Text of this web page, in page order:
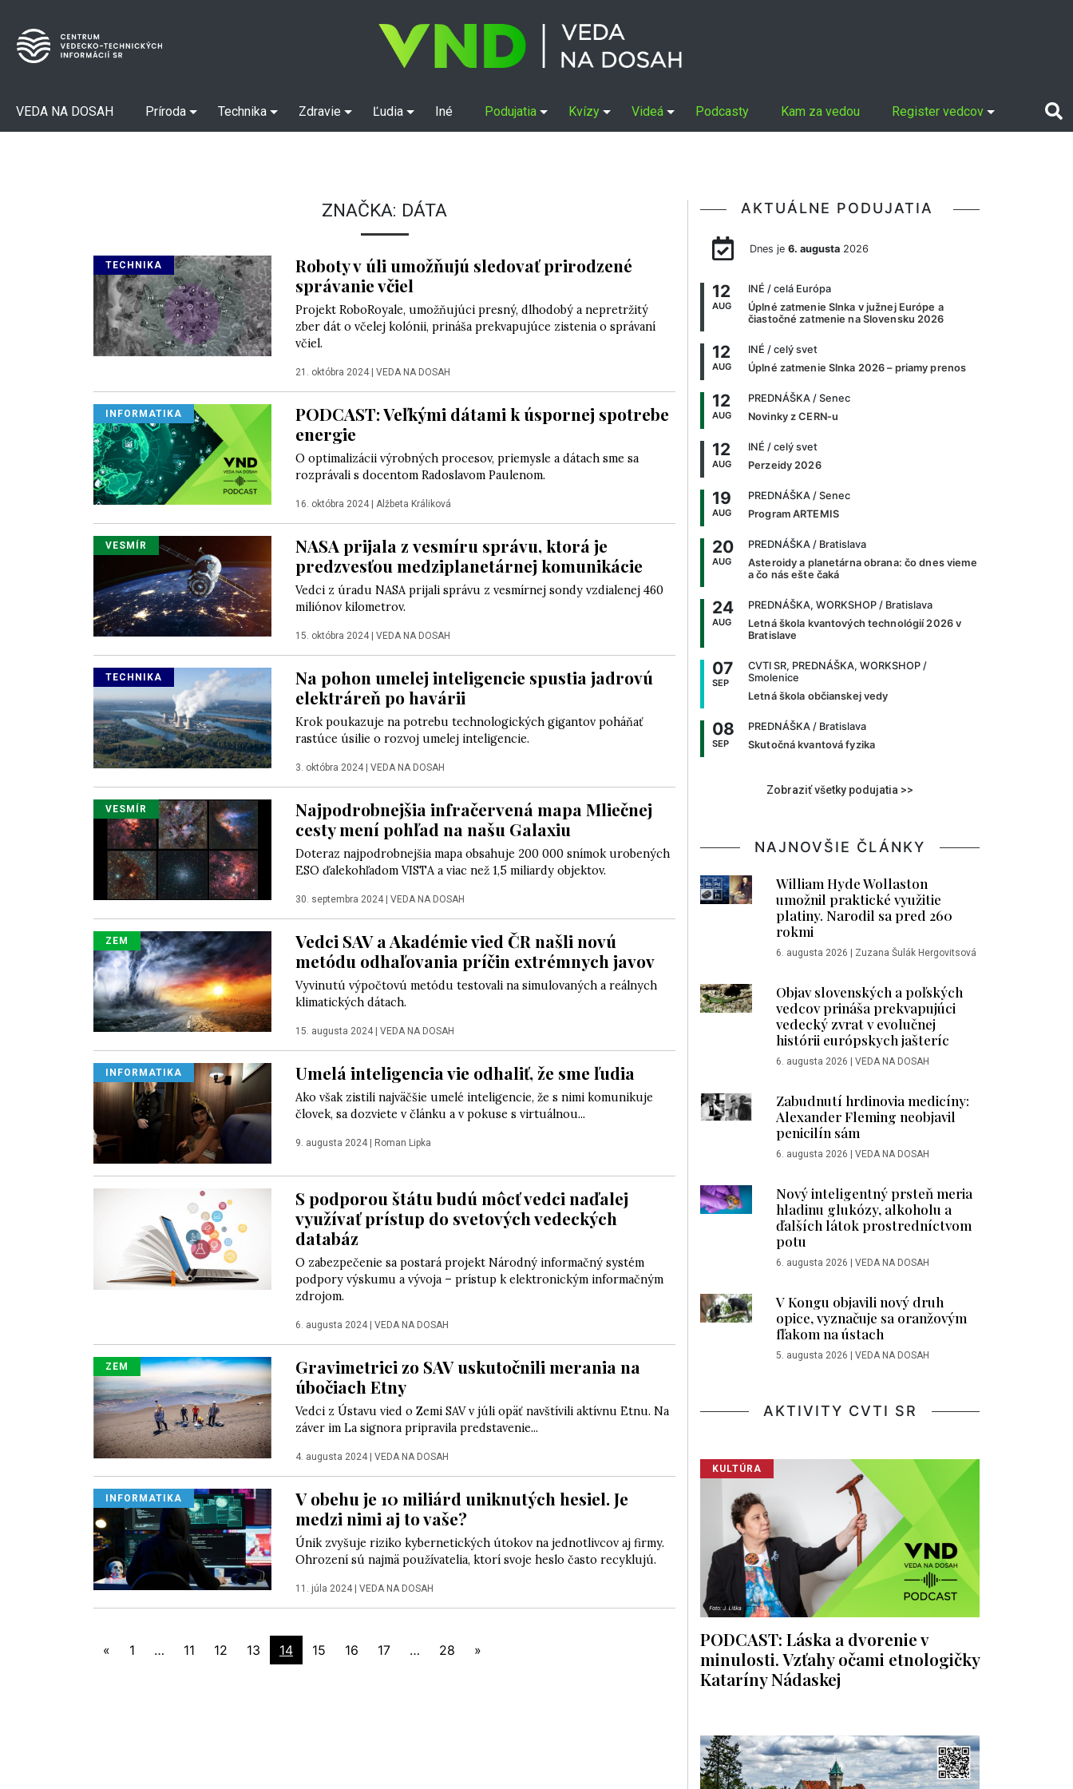
VEDA NA DOSAH Príroda Technika Zdravie Ľudia Iné Podujatia Kvízy Videá Podcasty Kam za vedou Register vedcov
ZNAČKA: DÁTA
TECHNIKA
Roboty v úli umožňujú sledovať prirodzené
správanie včiel
Projekt RoboRoyale, umožňujúci presný, dlhodobý a nepretržitý
zber dát o včelej kolónii, prináša prekvapujúce zistenia o správaní
včiel.
21. októbra 2024 VEDA NA DOSAH
INFORMATIKA
PODCAST: Veľkými dátami k úspornej spotrebe
energie
O optimalizácii výrobných procesov, priemysle a dátach sme sa
rozprávali s docentom Radoslavom Paulenom.
16. októbra 2024 Alžbeta Králiková
VESMÍR
NASA prijala z vesmíru správu, ktorá je
predzvesťou medziplanetárnej komunikácie
Vedci z úradu NASA prijali správu z vesmírnej sondy vzdialenej 460
miliónov kilometrov.
15. októbra 2024 VEDA NA DOSAH
TECHNIKA
Na pohon umelej inteligencie spustia jadrovú
elektráreň po havárii
Krok poukazuje na potrebu technologických gigantov poháňať
rastúce úsilie o rozvoj umelej inteligencie.
3. októbra 2024 VEDA NA DOSAH
VESMÍR
Najpodrobnejšia infračervená mapa Mliečnej
cesty mení pohľad na našu Galaxiu
Doteraz najpodrobnejšia mapa obsahuje 200 000 snímok urobených
ESO ďalekohľadom VISTA a viac než 1,5 miliardy objektov.
30. septembra 2024 VEDA NA DOSAH
ZEM
Vedci SAV a Akadémie vied ČR našli novú
metódu odhaľovania príčin extrémnych javov
Vyvinutú výpočtovú metódu testovali na simulovaných a reálnych
klimatických dátach.
15. augusta 2024 VEDA NA DOSAH
INFORMATIKA Umelá inteligencia vie odhaliť, že sme ľudia
Ako však zistili najväčšie umelé inteligencie, že s nimi komunikuje
človek, sa dozviete v článku a v pokuse s virtuálnou...
9. augusta 2024 Roman Lipka
S podporou štátu budú môcť vedci naďalej
využívať prístup do svetových vedeckých
databáz
O zabezpečenie sa postará projekt Národný informačný systém
podpory výskumu a vývoja – prístup k elektronickým informačným
zdrojom.
6. augusta 2024 VEDA NA DOSAH
ZEM
Gravimetrici zo SAV uskutočnili merania na
úbočiach Etny
Vedci z Ústavu vied o Zemi SAV v júli opäť navštívili aktívnu Etnu. Na
záver im La signora pripravila predstavenie...
4. augusta 2024 VEDA NA DOSAH
INFORMATIKA
V obehu je 10 miliárd uniknutých hesiel. Je
medzi nimi aj to vaše?
Únik zvyšuje riziko kybernetických útokov na jednotlivcov aj firmy.
Ohrození sú najmä používatelia, ktorí svoje heslo často recyklujú.
11. júla 2024 VEDA NA DOSAH
« 1 … 11 12 13 14 15 16 17 … 28 »
AKTUÁLNE PODUJATIA
Dnes je 6. augusta2026
12
AUG
INÉ / celá Európa
Úplné zatmenie Slnka v južnej Európe a
čiastočné zatmenie na Slovensku 2026
12
AUG
INÉ / celý svet
Úplné zatmenie Slnka 2026 – priamy prenos
12
AUG
PREDNÁŠKA / Senec
Novinky z CERN-u
12
AUG
INÉ / celý svet
Perzeidy 2026
19
AUG
PREDNÁŠKA / Senec
Program ARTEMIS
20
AUG
PREDNÁŠKA / Bratislava
Asteroidy a planetárna obrana: čo dnes vieme
a čo nás ešte čaká
24
AUG
PREDNÁŠKA, WORKSHOP / Bratislava
Letná škola kvantových technológií 2026 v
Bratislave
07
SEP
CVTI SR, PREDNÁŠKA, WORKSHOP /
Smolenice
Letná škola občianskej vedy
08
SEP
PREDNÁŠKA / Bratislava
Skutočná kvantová fyzika
Zobraziť všetky podujatia >>
NAJNOVŠIE ČLÁNKY
William Hyde Wollaston
umožnil praktické využitie
platiny. Narodil sa pred 260
rokmi
6. augusta 2026 | Zuzana Šulák Hergovitsová
Objav slovenských a poľských
vedcov prináša prekvapujúci
vedecký zvrat v evolučnej
histórii európskych jašteríc
6. augusta 2026 | VEDA NA DOSAH
Zabudnutí hrdinovia medicíny:
Alexander Fleming neobjavil
penicilín sám
6. augusta 2026 | VEDA NA DOSAH
Nový inteligentný prsteň meria
hladinu glukózy, alkoholu a
ďalších látok prostredníctvom
potu
6. augusta 2026 | VEDA NA DOSAH
V Kongu objavili nový druh
opice, vyznačuje sa oranžovým
fľakom na ústach
5. augusta 2026 | VEDA NA DOSAH
AKTIVITY CVTI SR
KULTÚRA
PODCAST: Láska a dvorenie v
minulosti. Vzťahy očami etnologičky
Kataríny Nádaskej